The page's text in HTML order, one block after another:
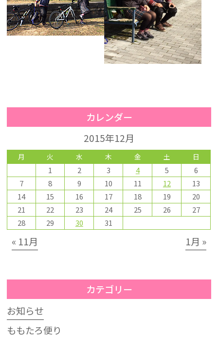
カレンダー
2015年12月
月 火 水 木 金 土 日
1 2 3 4 5
6
7
8 9 10 11 12
13
14
15 16 17 18 19
20
21
22 23 24 25 26
27
28
29 30 31
« 11月 1月 »
カテゴリー
お知らせ
ももたろ便り